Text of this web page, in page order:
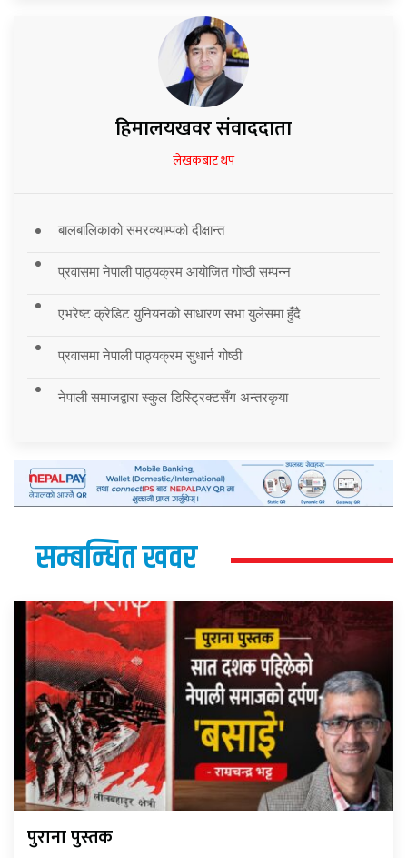
हिमालयखवर संवाददाता
लेखकबाट थप
बालबालिकाको समरक्याम्पको दीक्षान्त
प्रवासमा नेपाली पाठ्यक्रम आयोजित गोष्ठी सम्पन्न
एभरेष्ट क्रेडिट युनियनको साधारण सभा युलेसमा हुँदै
प्रवासमा नेपाली पाठ्यक्रम सुधार्न गोष्ठी
नेपाली समाजद्वारा स्कुल डिस्ट्रिक्टसँग अन्तरकृया
सम्बन्धित खवर
पुराना पुस्तक